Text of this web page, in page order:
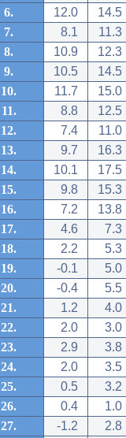
6.
12.0
14.5
7.
8.1
11.3
8.
10.9
12.3
9.
10.5
14.5
10.
11.7
15.0
11.
8.8
12.5
12.
7.4
11.0
13.
9.7
16.3
14.
10.1
17.5
15.
9.8
15.3
16.
7.2
13.8
17.
4.6
7.3
18.
2.2
5.3
19.
-0.1
5.0
20.
-0.4
5.5
21.
1.2
4.0
22.
2.0
3.0
23.
2.9
3.8
24.
2.0
3.5
25.
0.5
3.2
26.
0.4
1.0
27.
-1.2
2.8